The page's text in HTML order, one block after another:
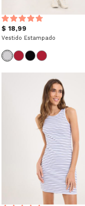
$ 18,99
Vestido Estampado